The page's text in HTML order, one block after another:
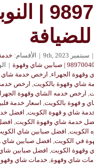
98970040 |
للضيافة
| سبتمبر 9th, 2023 | الأقسام:
|
الجهراء, ارخص خدمة شاي
شاي وقهوة بالكويت, ارخص
, ارخص خدمه الشاي وقهوة
و قهوة بالكويت, اسعار خدمة
شاي و قهوة الكويت, افضل
خدمة شاي وقهوة الكويت,
الكويت, افضل صبابين شاي
في الكويت, افضل صبابين شاي
وقهوة الكويت, افضل صبابين
شاي وقهوة, خدمات شاي